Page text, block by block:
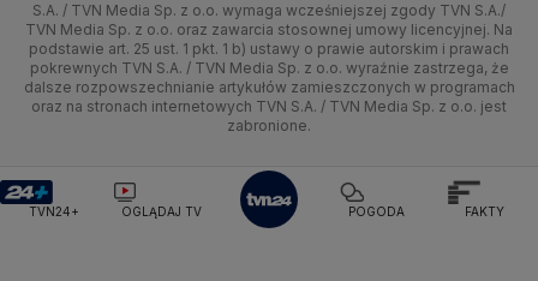
Pogoda KartuzyPogoda WołominPogoda Kluczbork
Pogoda RadomskoPogoda BochniaPogoda Brodnica
Pogoda Krynica MorskaPogoda Kutno
Pogoda GnieznoPogoda Jelenia Góra
Pogoda Tarnowskie Góry
Pogoda Krynica-Zdrój
Pogoda Szklarska Poręba
Pogoda Suwałki Pogoda Radom
Kujawsko-pomorskie
Lublin
Olsztyn
Ze świata
Tech
Dla seniora
Siatkówka
F1
Tech
Nauka
Uwaga TVN
HGTV
TVN Turbo
TVN7
Test zgodności
Oglądaj na TV
Zrealizuj voucher
S.A. / TVN Media Sp. z o.o. wymaga wcześniejszej zgody TVN S.A./
TVN Media Sp. z o.o. oraz zawarcia stosownej umowy licencyjnej. Na
podstawie art. 25 ust. 1 pkt. 1 b) ustawy o prawie autorskim i prawach
pokrewnych TVN S.A. / TVN Media Sp. z o.o. wyraźnie zastrzega, że
dalsze rozpowszechnianie artykułów zamieszczonych w programach
oraz na stronach internetowych TVN S.A. / TVN Media Sp. z o.o. jest
zabronione.
TVN24+ OGLĄDAJ TV POGODA FAKTY